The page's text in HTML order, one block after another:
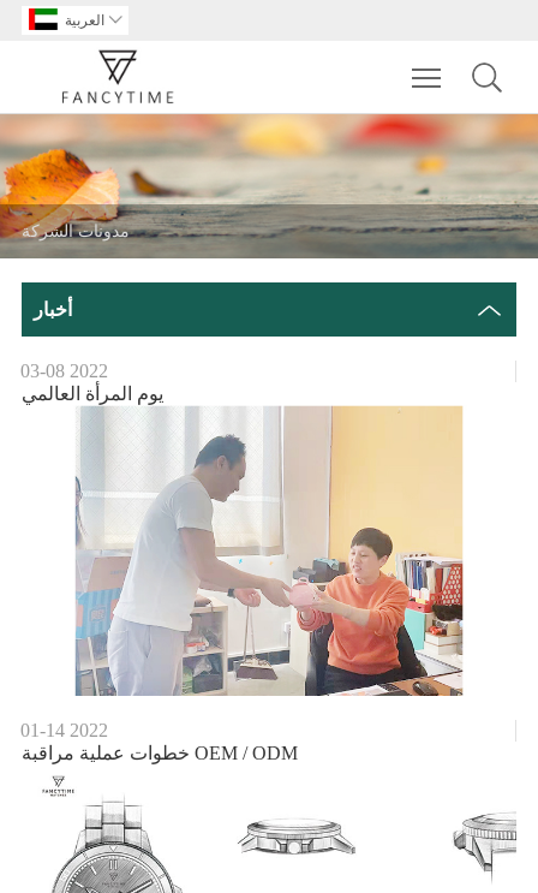
العربية 
Toggle
مدونات الشركة
أخبار
03-08 2022
يوم المرأة العالمي
01-14 2022
خطوات عملية مراقبة OEM / ODM